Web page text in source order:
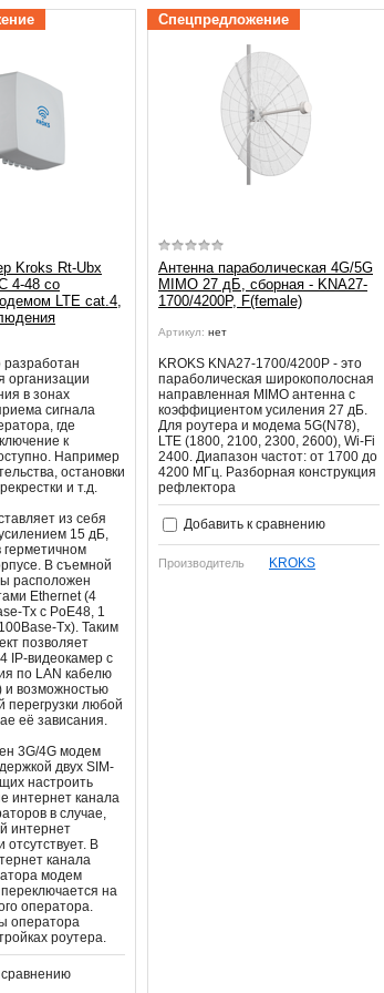
в указанный
поиск
и доступность
завершении
работ.
рекомендует подождать, вещание
может восстановится
Принимаются меры по устранению
Kroks Rt-Ubx
4-48 со
LTE cat.4,
организации
в зонах
сигнала
где
к
Например
остановки
и т.д.
из себя
15 дБ,
В съемной
расположен
Ethernet (4
Tx с PoE48, 1
Tx). Таким
позволяет
IP-видеокамер с
по LAN кабелю
и возможностью
перегрузки любой
её зависания.
3G/4G модем
двух SIM-
настроить
интернет канала
в случае,
интернет
отсутствует. В
канала
модем
на
оператора.
оператора
роутера.
сравнению
Спецпредложение
Антенна параболическая 4G/5G
MIMO 27 дБ, сборная - KNA27-
1700/4200P, F(female)
Артикул: нет
KROKS KNA27-1700/4200P - это
параболическая широкополосная
направленная MIMO антенна с
коэффициентом усиления 27 дБ.
Для роутера и модема 5G(N78),
LTE (1800, 2100, 2300, 2600), Wi-Fi
2400. Диапазон частот: от 1700 до
4200 МГц. Разборная конструкция
рефлектора
Добавить к сравнению
Производитель KROKS